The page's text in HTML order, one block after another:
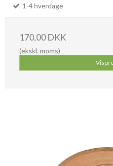
1-4 hverdage
170,00 DKK
(ekskl. moms)
Vis